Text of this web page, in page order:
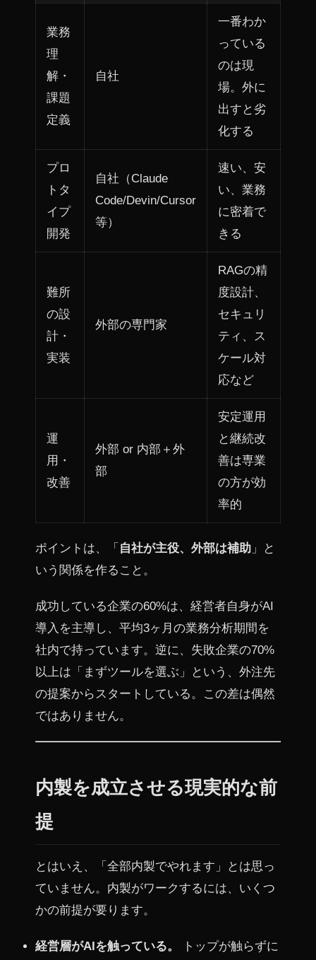
業務
理
解・
課題
定義
自社
一番わか
っている
のは現
場。外に
出すと劣
化する
プロ
トタ
イプ
開発
自社（Claude
Code/Devin/Cursor
等）
速い、安
い、業務
に密着で
きる
難所
の設
計・
実装
外部の専門家
RAGの精
度設計、
セキュリ
ティ、ス
ケール対
応など
運
用・
改善
外部 or 内部＋外
部
安定運用
と継続改
善は専業
の方が効
率的
ポイントは、「 自社が主役、外部は補助 」と
いう関係を作ること。
成功している企業の60%は、経営者自身がAI
導入を主導し、平均3ヶ月の業務分析期間を
社内で持っています。逆に、失敗企業の70%
以上は「まずツールを選ぶ」という、外注先
の提案からスタートしている。この差は偶然
ではありません。
内製を成立させる現実的な前
提
とはいえ、「全部内製でやれます」とは思っ
ていません。内製がワークするには、いくつ
かの前提が要ります。
経営層がAIを触っている。
トップが触らずに